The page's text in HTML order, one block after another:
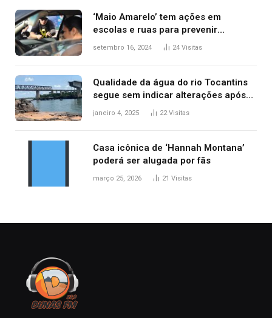
‘Maio Amarelo’ tem ações em
escolas e ruas para prevenir
acidentes no trânsito no AP
setembro 16, 2024 24 Visitas
Qualidade da água do rio Tocantins
segue sem indicar alterações após
desabamento da ponte entre MA e
janeiro 4, 2025 22Visitas
Casa icônica de ‘Hannah Montana’
poderá ser alugada por fãs
março 25, 2026 21 Visitas